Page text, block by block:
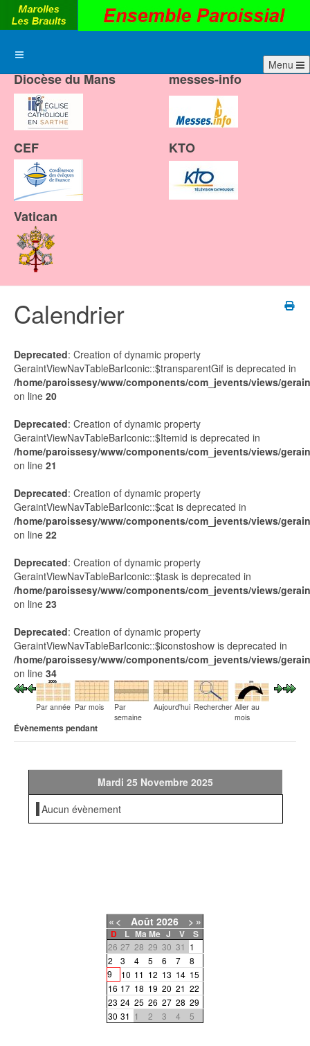
Menu
Diocèse du Mans messes-info
CEF KTO
Vatican
Calendrier
Deprecated: Creation of dynamic property
GeraintViewNavTableBarIconic::$transparentGif is deprecated in
/home/paroissesy/www/components/com_jevents/views/
on line 20
Deprecated: Creation of dynamic property
GeraintViewNavTableBarIconic::$Itemid is deprecated in
/home/paroissesy/www/components/com_jevents/views/
on line 21
Deprecated: Creation of dynamic property
GeraintViewNavTableBarIconic::$cat is deprecated in
/home/paroissesy/www/components/com_jevents/views/
on line 22
Deprecated: Creation of dynamic property
GeraintViewNavTableBarIconic::$task is deprecated in
/home/paroissesy/www/components/com_jevents/views/
on line 23
Deprecated: Creation of dynamic property
GeraintViewNavTableBarIconic::$iconstoshow is deprecated in
/home/paroissesy/www/components/com_jevents/views/
on line 34
Par année Par mois
Par
semaine
Aujourd'hui Rechercher Aller au
mois
Évènements pendant
Mardi 25 Novembre 2025
Aucun évènement
« < Août 2026 > »
D L Ma Me J V S
26 27 28 29 30 31 1
2
3 4 5 6 7
8
9
10 11 12 13 14 15
16 17 18 19 20 21 22
23 24 25 26 27 28 29
30 31 1 2 3 4 5